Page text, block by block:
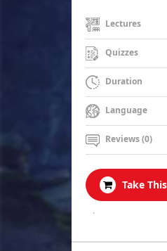
Lectures
Quizzes
Duration
Language
Reviews (0)
Take
.